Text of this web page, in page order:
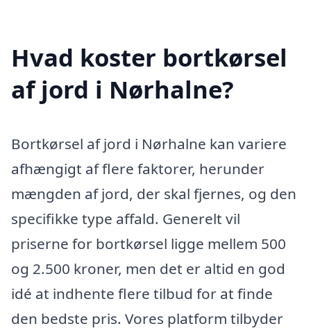
Hvad koster bortkørsel
af jord i Nørhalne?
Bortkørsel af jord i Nørhalne kan variere
afhængigt af flere faktorer, herunder
mængden af jord, der skal fjernes, og den
specifikke type affald. Generelt vil
priserne for bortkørsel ligge mellem 500
og 2.500 kroner, men det er altid en god
idé at indhente flere tilbud for at finde
den bedste pris. Vores platform tilbyder